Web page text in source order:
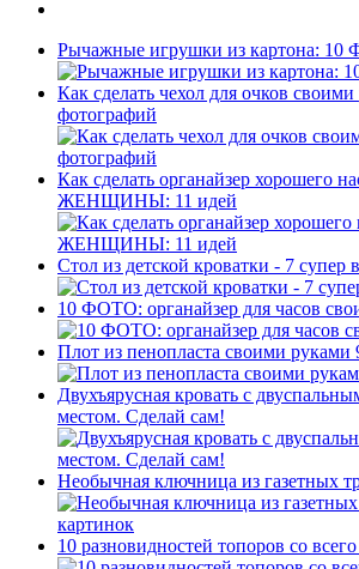
Рычажные игрушки из картона:
Как сделать чехол для очков
фотографий
Как сделать органайзер хорошего
ЖЕНЩИНЫ: 11 идей
Стол из детской кроватки - 7 супер
10 ФОТО: органайзер для часов
Плот из пенопласта своими руками
Двухъярусная кровать с
местом. Сделай сам!
Необычная ключница из газетных
10 разновидностей топоров со